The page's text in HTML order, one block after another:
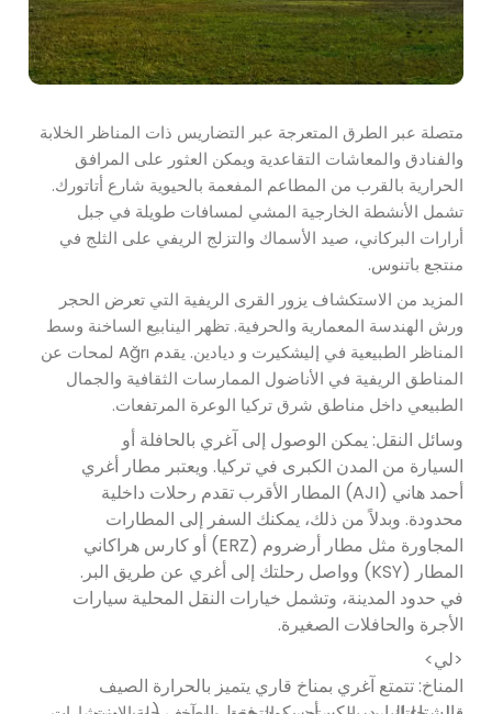
متصلة عبر الطرق المتعرجة عبر التضاريس ذات المناظر الخلابة
والفنادق والمعاشات التقاعدية ويمكن العثور على المرافق
الحرارية بالقرب من المطاعم المفعمة بالحيوية شارع أتاتورك.
تشمل الأنشطة الخارجية المشي لمسافات طويلة في جبل
أرارات البركاني، صيد الأسماك والتزلج الريفي على الثلج في
منتجع باتنوس.
المزيد من الاستكشاف يزور القرى الريفية التي تعرض الحجر
ورش الهندسة المعمارية والحرفية. تظهر الينابيع الساخنة وسط
المناظر الطبيعية في إليشكيرت و ديادين. يقدم Ağrı لمحات عن
المناطق الريفية في الأناضول الممارسات الثقافية والجمال
الطبيعي داخل مناطق شرق تركيا الوعرة المرتفعات.
وسائل النقل: يمكن الوصول إلى آغري بالحافلة أو
السيارة من المدن الكبرى في تركيا. ويعتبر مطار أغري
أحمد هاني (AJI) المطار الأقرب تقدم رحلات داخلية
محدودة. وبدلاً من ذلك، يمكنك السفر إلى المطارات
المجاورة مثل مطار أرضروم (ERZ) أو كارس هراكاني
المطار (KSY) وواصل رحلتك إلى أغري عن طريق البر.
في حدود المدينة، وتشمل خيارات النقل المحلية سيارات
الأجرة والحافلات الصغيرة.
<لي>
المناخ: تتمتع آغري بمناخ قاري يتميز بالحرارة الصيف